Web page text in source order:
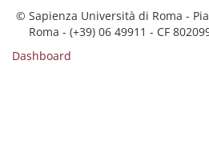
© Sapienza Università di Roma -
Roma - (+39) 06 49911 - CF
Dashboard